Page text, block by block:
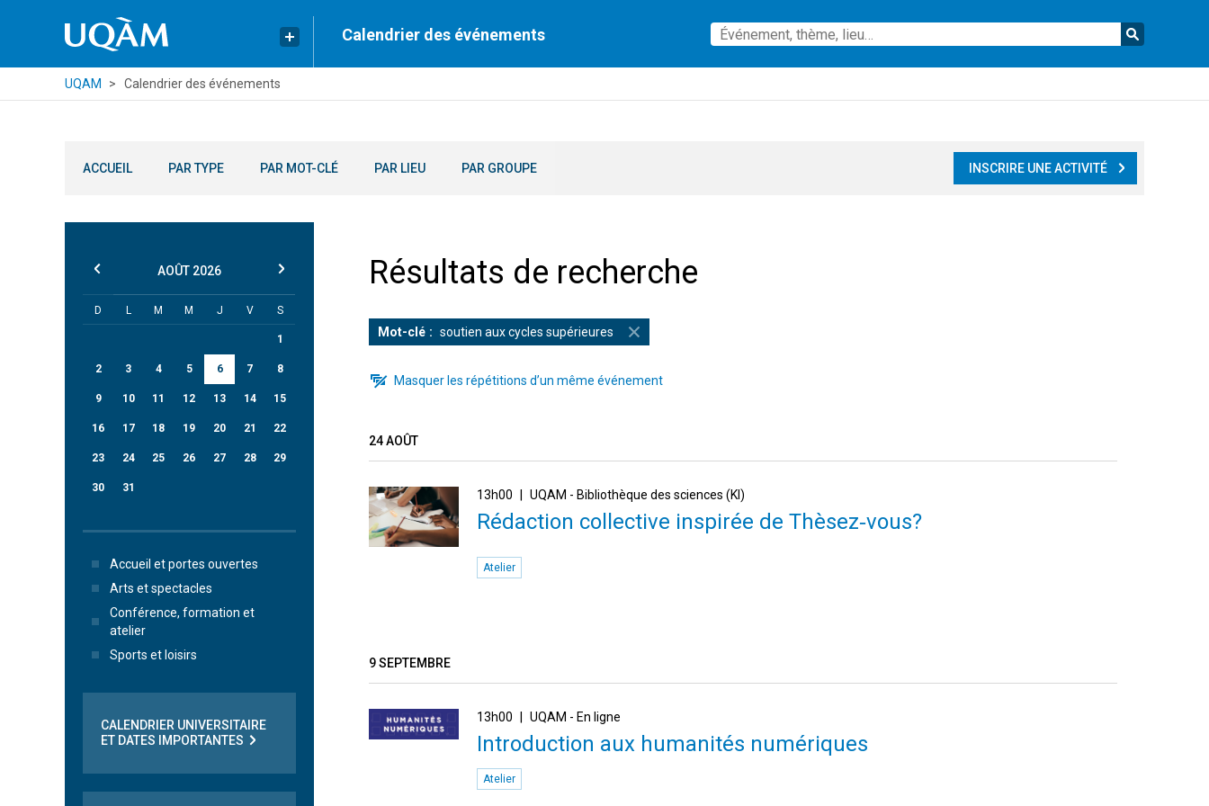
Calendrier des événements
UQAM Calendrier des événements
ACCUEIL PAR TYPE PAR MOT-CLÉ PAR LIEU PAR GROUPE INSCRIRE UNE ACTIVITÉ
Résultats de recherche
Mot-clé soutien aux cycles supérieures
Masquer les répétitions d’un même événement
24 AOÛT
13h00 UQAM - Bibliothèque des sciences (KI)
Rédaction collective inspirée de Thèsez‑vous?
Atelier
9 SEPTEMBRE
13h00 UQAM - En ligne
Introduction aux humanités numériques
Atelier
AOÛT 2026
D L M M J V S
1
2 3 4 5 6 7 8
9 10 11 12 13 14 15
16 17 18 19 20 21 22
23 24 25 26 27 28 29
30 31
Accueil et portes ouvertes
Arts et spectacles
Conférence, formation et
atelier
Sports et loisirs
CALENDRIER UNIVERSITAIRE
ET DATES IMPORTANTES